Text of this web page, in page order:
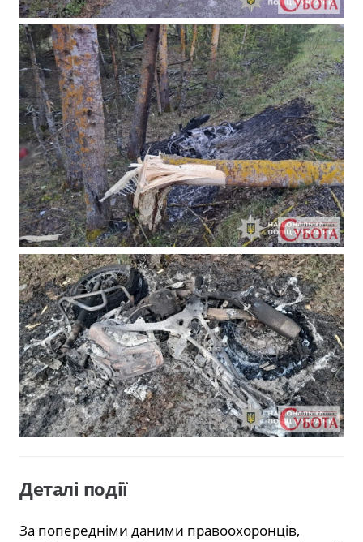
Деталі події
За попередніми даними правоохоронців,